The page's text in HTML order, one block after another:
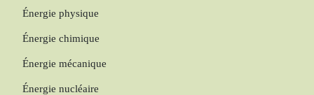
Énergie physique
Énergie chimique
Énergie mécanique
Énergie nucléaire